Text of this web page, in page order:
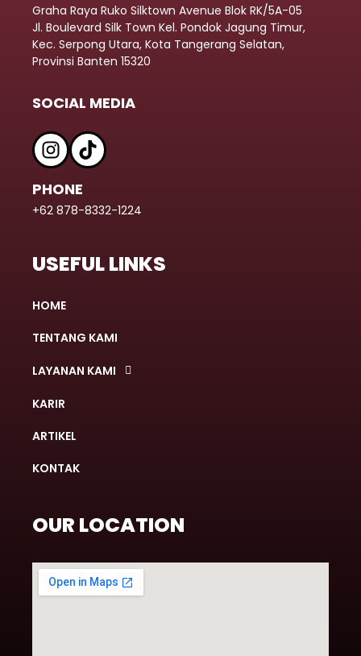
Graha Raya Ruko Silktown Avenue Blok RK/5A-05
Jl. Boulevard Silk Town Kel. Pondok Jagung Timur,
Kec. Serpong Utara, Kota Tangerang Selatan,
Provinsi Banten 15320
SOCIAL MEDIA
PHONE
+62 878-8332-1224
USEFUL LINKS
HOME
TENTANG KAMI
LAYANAN KAMI
KARIR
ARTIKEL
KONTAK
OUR LOCATION